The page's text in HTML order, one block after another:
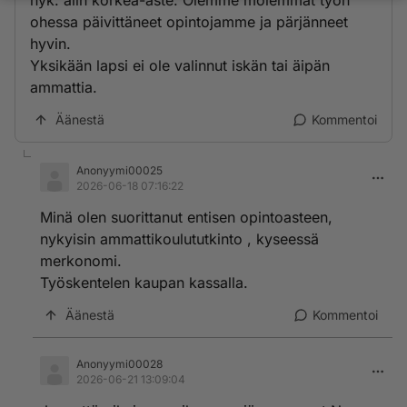
ohessa päivittäneet opintojamme ja pärjänneet
hyvin.
Yksikään lapsi ei ole valinnut iskän tai äipän
ammattia.
Äänestä Kommentoi
Anonyymi00025
2026-06-18 07:16:22
Minä olen suorittanut entisen opintoasteen,
nykyisin ammattikoulututkinto , kyseessä
merkonomi.
Työskentelen kaupan kassalla.
Äänestä Kommentoi
Anonyymi00028
2026-06-21 13:09:04